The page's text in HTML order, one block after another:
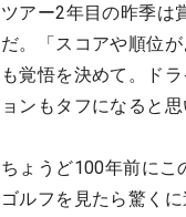
ツアー2年目の昨季は
だ。「スコアや順位
も覚悟を決めて。ド
ョンもタフになると
ちょうど100年前にこ
ゴルフを見たら驚く